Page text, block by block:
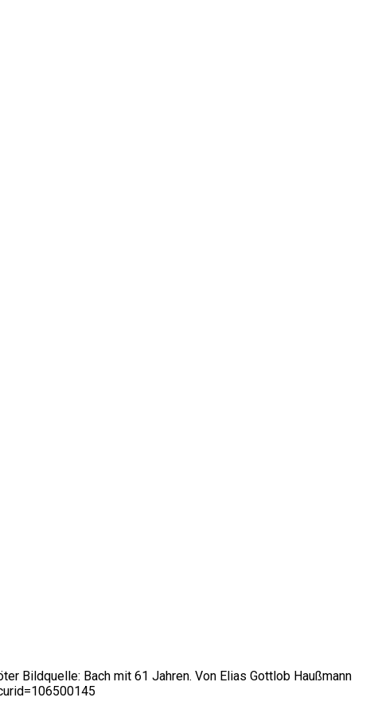
Bildquelle: Bach mit 61 Jahren. Von Elias Gottlob Haußmann